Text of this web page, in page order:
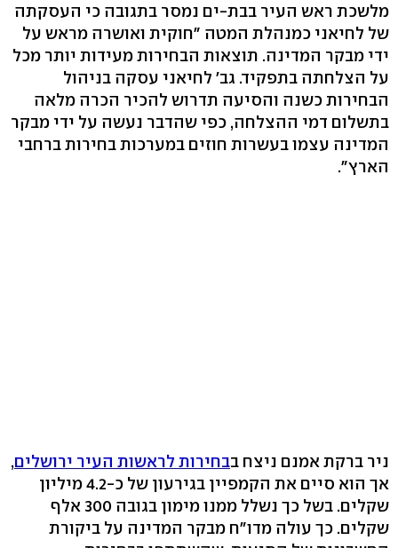
מלשכת ראש העיר בבת-ים נמסר בתגובה כי העסקתה
של לחיאני כמנהלת המטה "חוקית ואושרה מראש על
ידי מבקר המדינה. תוצאות הבחירות מעידות יותר מכל
על הצלחתה בתפקיד. גב' לחיאני עסקה בניהול
הבחירות כשנה והסיעה תדרוש להכיר הכרה מלאה
בתשלום דמי ההצלחה, כפי שהדבר נעשה על ידי מבקר
המדינה עצמו בעשרות חוזים במערכות בחירות ברחבי
הארץ".
ניר ברקת אמנם ניצח בבחירות לראשות העיר ירושלים,
אך הוא סיים את הקמפיין בגירעון של כ-4.2 מיליון
שקלים. בשל כך נשלל ממנו מימון בגובה 300 אלף
שקלים. כך עולה מדו"ח מבקר המדינה על ביקורת